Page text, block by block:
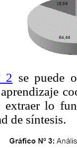
2 se puede
extraer lo
de síntesis.